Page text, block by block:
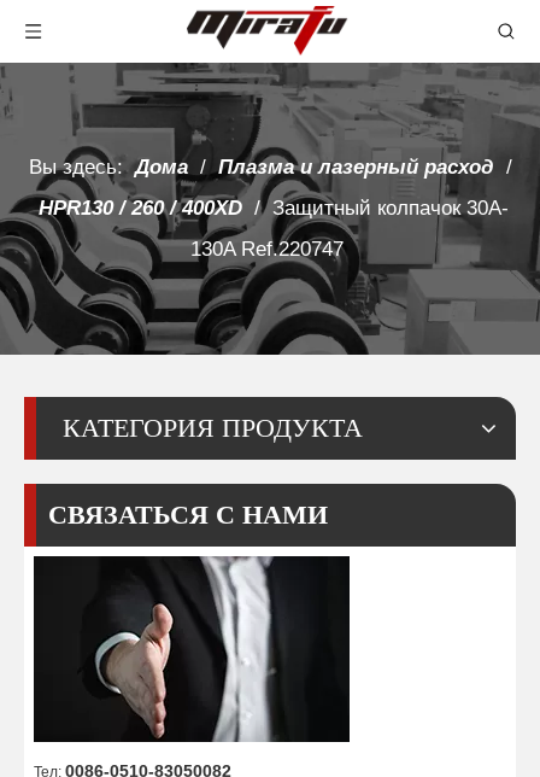
Вы здесь: Дома / Плазма и лазерный расход /
HPR130 / 260 / 400XD / Защитный колпачок 30A-
130A Ref.220747
КАТЕГОРИЯ ПРОДУКТА
СВЯЗАТЬСЯ С НАМИ
Тел: 0086-0510-83050082